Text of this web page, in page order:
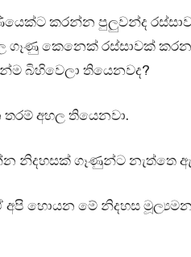
කරන්න පුලුවන්ද
ගෑණු කෙනෙක් රස්සාවක්
බිහිවෙලා තියෙනවද?
අහල තියෙනවා.
නිදහසක් ගෑණුන්ට නැත්තෙ
හොයන මේ නිදහස